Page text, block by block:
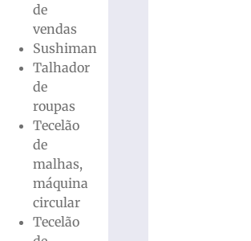
de
vendas
Sushiman
Talhador
de
roupas
Tecelão
de
malhas,
máquina
circular
Tecelão